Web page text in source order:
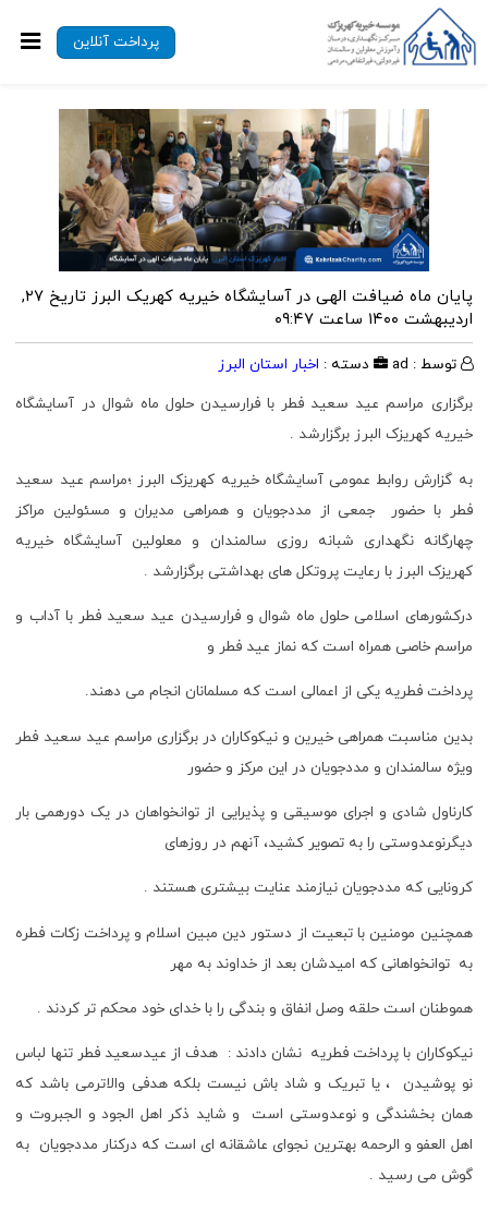
پرداخت آنلاین
پایان ماه ضیافت الهی در آسایشگاه خیریه کهریک البرز
تاریخ ۲۷,
اردیبهشت ۱۴۰۰ ساعت ۰۹:۴۷
توسط : ad دسته : اخبار استان البرز
برگزاری مراسم عید سعید فطر با فرارسیدن حلول ماه شوال در آسایشگاه
خیریه کهریزک البرز برگزارشد .
به گزارش روابط عمومی آسایشگاه خیریه کهریزک البرز ؛مراسم عید سعید
فطر با حضور جمعی از مددجویان و همراهی مدیران و مسئولین مراکز
چهارگانه نگهداری شبانه روزی سالمندان و معلولین آسایشگاه خیریه
کهریزک البرز با رعایت پروتکل های بهداشتی برگزارشد .
درکشورهای اسلامی حلول ماه شوال و فرارسیدن عید سعید فطر با آداب و
مراسم خاصی همراه است که نماز عید فطر و
پرداخت فطریه یکی از اعمالی است که مسلمانان انجام می دهند.
بدین مناسبت همراهی خیرین و نیکوکاران در برگزاری مراسم عید سعید فطر
ویژه سالمندان و مددجویان در این مرکز و حضور
کارناول شادی و اجرای موسیقی و پذیرایی از توانخواهان در یک دورهمی بار
دیگرنوعدوستی را به تصویر کشید، آنهم در روزهای
کرونایی که مددجویان نیازمند عنایت بیشتری هستند .
همچنین مومنین با تبعیت از دستور دین مبین اسلام و پرداخت زکات فطره
به توانخواهانی که امیدشان بعد از خداوند به مهر
هموطنان است حلقه وصل انفاق و بندگی را با خدای خود محکم تر کردند .
نیکوکاران با پرداخت فطریه نشان دادند : هدف از عیدسعید فطر تنها لباس
نو پوشیدن ، یا تبریک و شاد باش نیست بلکه هدفی والاترمی باشد که
همان بخشندگی و نوعدوستی است و شاید ذکر اهل الجود و الجبروت و
اهل العفو و الرحمه بهترین نجوای عاشقانه ای است که درکنار مددجویان به
گوش می رسید .